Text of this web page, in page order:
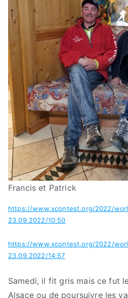
Francis et Patrick
https://www.xcontest.org/2022/
23.09.2022/10:50
https://www.xcontest.org/2022/
23.09.2022/14:57
Samedi, il fit gris mais ce fut
Alsace ou de poursuivre les